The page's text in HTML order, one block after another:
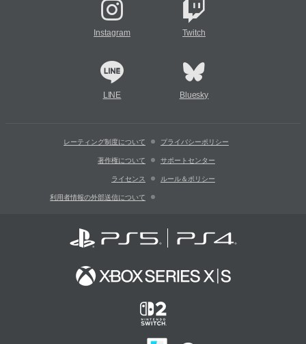
Instagram Twitch
LINE Bluesky
レーティング制度について プライバシーポリシー
著作権について サポートセンター
ライセンス ルール＆ポリシー
利用者情報の外部送信について